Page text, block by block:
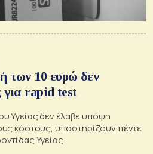
των 10 ευρώ δεν
για rapid test
Υγείας δεν έλαβε υπόψη
κόστους, υποστηρίζουν πέντε
Υγείας